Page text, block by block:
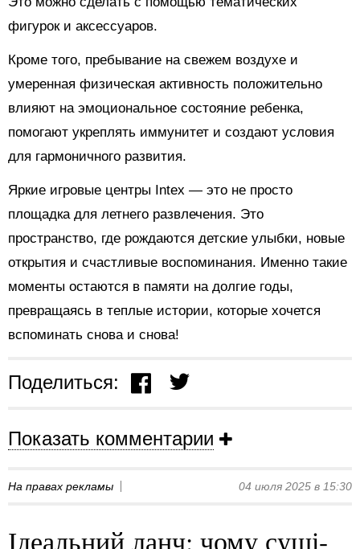
фигурок и аксессуаров.
Кроме того, пребывание на свежем воздухе и
умеренная физическая активность положительно
влияют на эмоциональное состояние ребенка,
помогают укреплять иммунитет и создают условия
для гармоничного развития.
Яркие игровые центры Intex — это не просто
площадка для летнего развлечения. Это
пространство, где рождаются детские улыбки, новые
открытия и счастливые воспоминания. Именно такие
моменты остаются в памяти на долгие годы,
превращаясь в теплые истории, которые хочется
вспоминать снова и снова!
Поделиться:
Показать комментарии
На правах рекламы 04 июля 2025 в 15:30
Ідеальний ланч: чому суші-